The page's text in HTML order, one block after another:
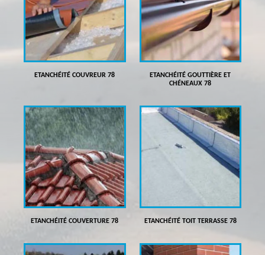
ETANCHÉITÉ COUVREUR 78
ETANCHÉITÉ GOUTTIÈRE ET
CHÉNEAUX 78
ETANCHÉITÉ COUVERTURE 78 ETANCHÉITÉ TOIT TERRASSE 78